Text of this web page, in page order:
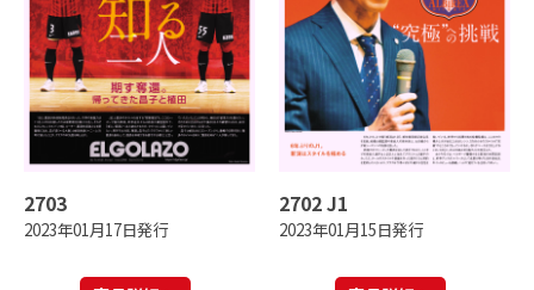
2703
2023年01月17日発行
2702 J1
2023年01月15日発行